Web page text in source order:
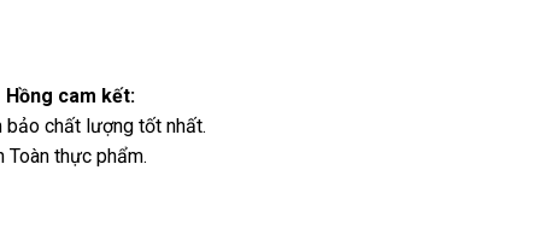
Hồng cam kết:
chất lượng tốt nhất.
Toàn thực phẩm.